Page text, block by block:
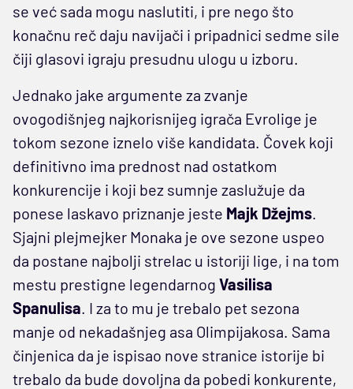
se već sada mogu naslutiti, i pre nego što
konačnu reč daju navijači i pripadnici sedme sile
čiji glasovi igraju presudnu ulogu u izboru.
Jednako jake argumente za zvanje
ovogodišnjeg najkorisnijeg igrača Evrolige je
tokom sezone iznelo više kandidata. Čovek koji
definitivno ima prednost nad ostatkom
konkurencije i koji bez sumnje zaslužuje da
ponese laskavo priznanje jeste Majk Džejms
Sjajni plejmejker Monaka je ove sezone uspeo
da postane najbolji strelac u istoriji lige, i na tom
mestu prestigne legendarnog Vasilisa
Spanulisa . I za to mu je trebalo pet sezona
manje od nekadašnjeg asa Olimpijakosa. Sama
činjenica da je ispisao nove stranice istorije bi
trebalo da bude dovoljna da pobedi konkurente,